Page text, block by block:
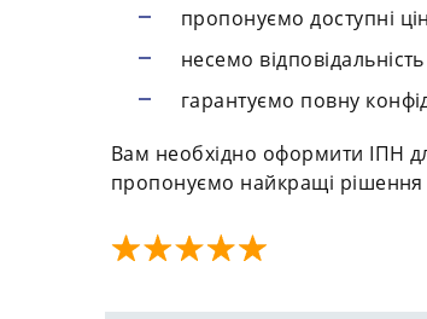
пропонуємо доступні
несемо
гарантуємо повну
Вам необхідно оформити ІПН
пропонуємо найкращі